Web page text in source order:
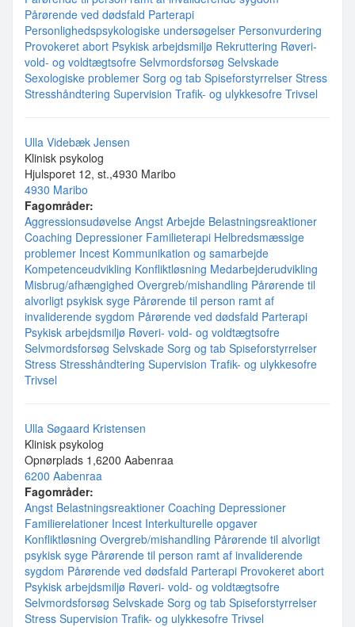
Pårørende ved dødsfald Parterapi
Personlighedspsykologiske undersøgelser Personvurdering
Provokeret abort Psykisk arbejdsmiljø Rekruttering Røveri-
vold- og voldtægtsofre Selvmordsforsøg Selvskade
Sexologiske problemer Sorg og tab Spiseforstyrrelser Stress
Stresshåndtering Supervision Trafik- og ulykkesofre Trivsel
Ulla Videbæk Jensen
Klinisk psykolog
Hjulsporet 12, st.,4930 Maribo
4930 Maribo
Fagområder:
Aggressionsudøvelse Angst Arbejde Belastningsreaktioner
Coaching Depressioner Familieterapi Helbredsmæssige
problemer Incest Kommunikation og samarbejde
Kompetenceudvikling Konfliktløsning Medarbejderudvikling
Misbrug/afhængighed Overgreb/mishandling Pårørende til
alvorligt psykisk syge Pårørende til person ramt af
invaliderende sygdom Pårørende ved dødsfald Parterapi
Psykisk arbejdsmiljø Røveri- vold- og voldtægtsofre
Selvmordsforsøg Selvskade Sorg og tab Spiseforstyrrelser
Stress Stresshåndtering Supervision Trafik- og ulykkesofre
Trivsel
Ulla Søgaard Kristensen
Klinisk psykolog
Opnørplads 1,6200 Aabenraa
6200 Aabenraa
Fagområder:
Angst Belastningsreaktioner Coaching Depressioner
Familierelationer Incest Interkulturelle opgaver
Konfliktløsning Overgreb/mishandling Pårørende til alvorligt
psykisk syge Pårørende til person ramt af invaliderende
sygdom Pårørende ved dødsfald Parterapi Provokeret abort
Psykisk arbejdsmiljø Røveri- vold- og voldtægtsofre
Selvmordsforsøg Selvskade Sorg og tab Spiseforstyrrelser
Stress Supervision Trafik- og ulykkesofre Trivsel